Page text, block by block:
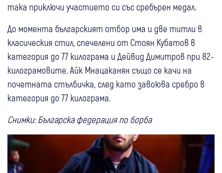
така приключи участието си със сребърен медал.
До момента българският отбор има и две титли в
класическия стил, спечелени от Стоян Кубатов в
категория до 77 килограма и Дейвид Димитров при 82-
килограмовите. Айк Мнацаканян също се качи на
почетната стълбичка, след като завоюва сребро в
категория до 77 килограма.
Снимки: Българска федерация по борба